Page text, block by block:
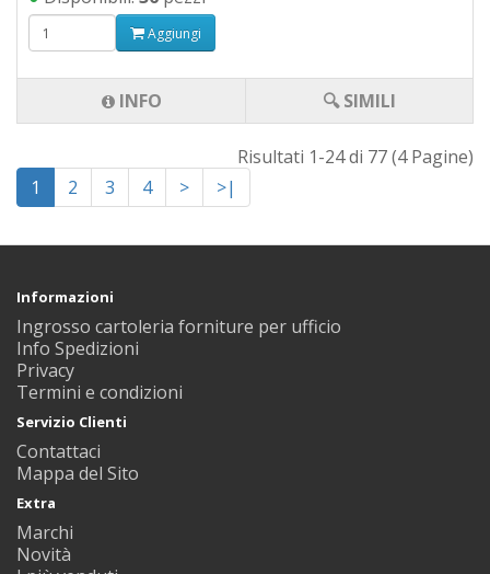
Aggiungi
INFO 🔍 SIMILI
1 2 3 4 > >|
Risultati 1-24 di 77 (4 Pagine)
Informazioni
Ingrosso cartoleria forniture per ufficio
Info Spedizioni
Privacy
Termini e condizioni
Servizio Clienti
Contattaci
Mappa del Sito
Extra
Marchi
Novità